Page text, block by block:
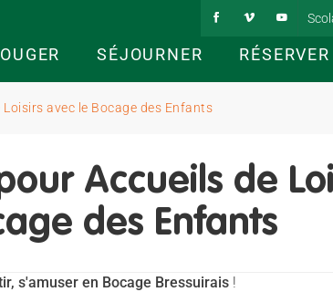
SÉJOURNER RÉSERVER
avec le Bocage des Enfants
Accueils de
des Enfants
s'amuser en Bocage Bressuirais !